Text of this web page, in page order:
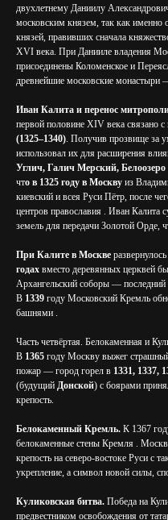
двухлетнему Даниилу
московским князем, так как именно
князей, правивших сначала
XVI века. При Данииле владения
присоединены Коломенское и
древнейшие московские монастыри
Иван Калита и перенос
первой половине XIV века связано
(1325–1340). Получив прозвище за
использовал их для расширения
Углич, Галич Мерский, Белоозеро
что в 1325 году в Москву из
киевский и всея Руси Пётр, после
центров православия . Иван Калита
земель для передачи Золотой Орде,
При Калите в Москве
годах вместо деревянных церквей
Архангельский соборы — последний
В 1339 году Московский Кремль
башнями .
Часть четвёртая. Белокаменная и
В 1365 году Москву выжег
пожар — город горел в 1331, 1337,
(будущий Донской) с боярами
крепость.
Белокаменный Кремль. К 1367
белокаменные стены Кремля .
крепость на северо-востоке Руси с
укрепление, а символ новой силы,
Куликовская битва. Победа на
предвестником освобождения от